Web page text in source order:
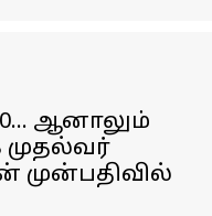
ஆனாலும்
முதல்வர்
முன்பதிவில்